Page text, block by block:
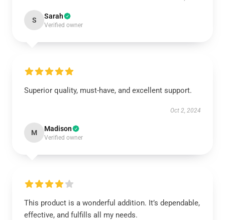
S Sarah
Verified owner
Superior quality, must-have, and excellent support.
Oct 2, 2024
M Madison
Verified owner
This product is a wonderful addition. It’s dependable,
effective, and fulfills all my needs.